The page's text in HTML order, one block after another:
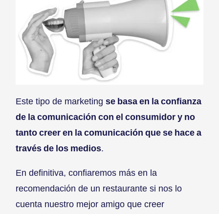
Este tipo de marketing se basa en la confianza
de la comunicación con el consumidor y no
tanto creer en la comunicación que se hace a
través de los medios.
En definitiva, confiaremos más en la
recomendación de un restaurante si nos lo
cuenta nuestro mejor amigo que creer